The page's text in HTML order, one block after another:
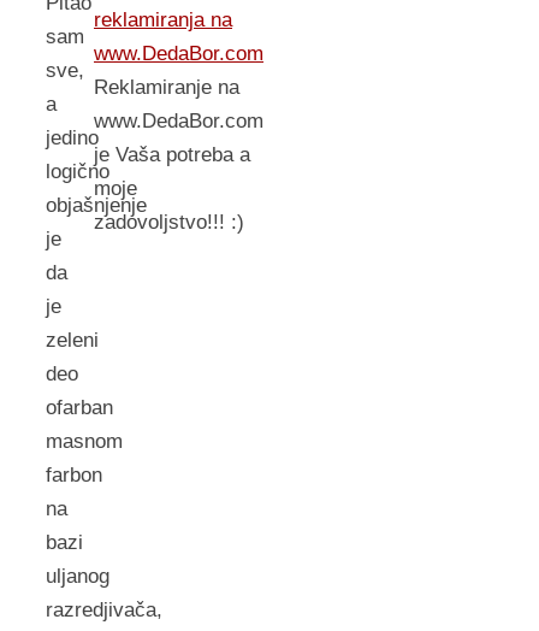
sam
sve,
a
jedino
logično
objašnjenje
je
da
je
zeleni
deo
ofarban
masnom
farbon
na
bazi
uljanog
razredjivača,
reklamiranja na
www.DedaBor.com
Reklamiranje na
www.DedaBor.com
je Vaša potreba a
moje
zadovoljstvo!!! :)